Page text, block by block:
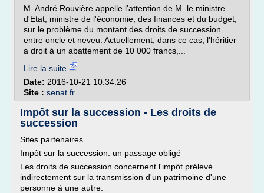
M. André Rouvière appelle l'attention de M. le ministre
d'Etat, ministre de l'économie, des finances et du budget,
sur le problème du montant des droits de succession
entre oncle et neveu. Actuellement, dans ce cas, l'héritier
a droit à un abattement de 10 000 francs,...
Lire la suite
Date: 2016-10-21 10:34:26
Site : senat.fr
Impôt sur la succession - Les droits de
succession
Sites partenaires
Impôt sur la succession: un passage obligé
Les droits de succession concernent l'impôt prélevé
indirectement sur la transmission d'un patrimoine d'une
personne à une autre.